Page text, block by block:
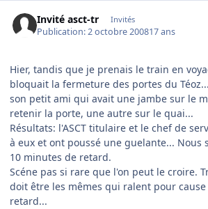
Invité asct-tr Invités
Publication:2 octobre 200817 ans
Hier, tandis que je prenais le train en
bloquait la fermeture des portes du
son petit ami qui avait une jambe sur le
retenir la porte, une autre sur le quai...
Résultats: l'ASCT titulaire et le chef de
à eux et ont poussé une guelante... Nous
10 minutes de retard.
Scéne pas si rare que l'on peut le croire.
doit être les mêmes qui ralent pour
retard...